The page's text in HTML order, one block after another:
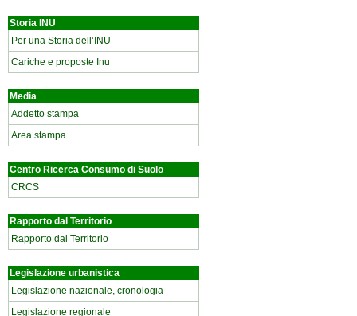
Storia INU
Per una Storia dell’INU
Cariche e proposte Inu
Media
Addetto stampa
Area stampa
Centro Ricerca Consumo di Suolo
CRCS
Rapporto dal Territorio
Rapporto dal Territorio
Legislazione urbanistica
Legislazione nazionale, cronologia
Legislazione regionale